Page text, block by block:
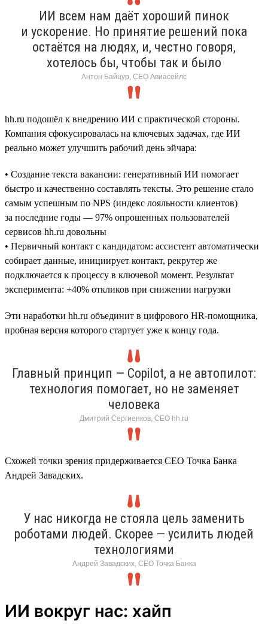
ИИ всем нам даёт хороший пинок
и ускорение. Но принятие решений пока
остаётся на людях, и, честно говоря,
хотелось бы, чтобы так и было
Антон Байцур, CEO Авиасейлс
hh.ru подошёл к внедрению ИИ с практической стороны.
Компания сфокусировалась на ключевых задачах, где ИИ
реально может улучшить рабочий день эйчара:
• Создание текста вакансии: генеративный ИИ помогает
быстро и качественно составлять тексты. Это решение стало
самым успешным по NPS (индекс лояльности клиентов)
за последние годы — 97% опрошенных пользователей
сервисов hh.ru довольны
• Первичный контакт с кандидатом: ассистент автоматически
собирает данные, инициирует контакт, рекрутер же
подключается к процессу в ключевой момент. Результат
эксперимента: +40% откликов при снижении нагрузки
Эти наработки hh.ru объединит в цифрового HR-помощника,
пробная версия которого стартует уже к концу года.
Главный принцип — Copilot, а не автопилот:
технология помогает, но не заменяет
человека
Дмитрий Сергиенков, CEO hh.ru
Схожей точки зрения придерживается СЕО Точка Банка
Андрей Завадских.
У нас никогда не стояла цель заменить
роботами людей. Скорее — усилить людей
технологиями
Андрей Завадских, СЕО Точка Банка
ИИ вокруг нас: хайп